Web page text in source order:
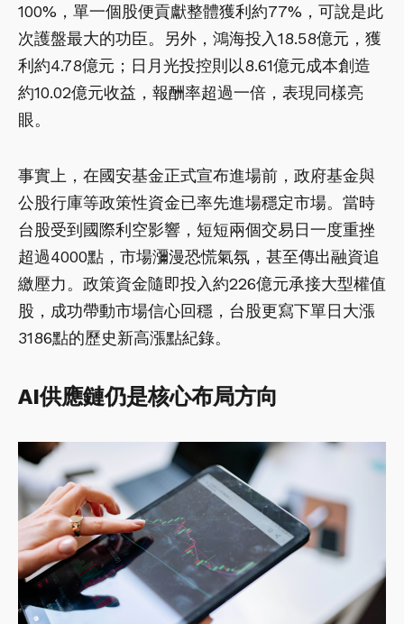
100%，單一個股便貢獻整體獲利約77%，可說是此
次護盤最大的功臣。另外，鴻海投入18.58億元，獲
利約4.78億元；日月光投控則以8.61億元成本創造
約10.02億元收益，報酬率超過一倍，表現同樣亮
眼。
事實上，在國安基金正式宣布進場前，政府基金與
公股行庫等政策性資金已率先進場穩定市場。當時
台股受到國際利空影響，短短兩個交易日一度重挫
超過4000點，市場瀰漫恐慌氣氛，甚至傳出融資追
繳壓力。政策資金隨即投入約226億元承接大型權值
股，成功帶動市場信心回穩，台股更寫下單日大漲
3186點的歷史新高漲點紀錄。
AI供應鏈仍是核心布局方向